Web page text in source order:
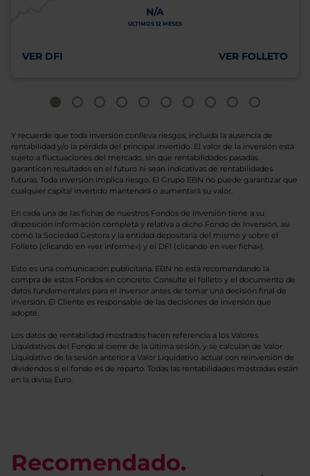
N/A
ÚLTIMOS 12 MESES
VER DFI VER FOLLETO
Y recuerde que toda inversión conlleva riesgos, incluida la ausencia de
rentabilidad y/o la pérdida del principal invertido. El valor de la inversión está
sujeto a fluctuaciones del mercado, sin que rentabilidades pasadas
garanticen resultados en el futuro ni sean indicativas de rentabilidades
futuras. Toda inversión implica riesgo. El Grupo EBN no puede garantizar que
cualquier capital invertido mantendrá o aumentará su valor.
En cada una de las fichas de nuestros Fondos de Inversión tiene a su
disposición información completa y relativa a dicho Fondo de Inversión, así
como la Sociedad Gestora y la entidad depositaria del mismo y sobre el
Folleto (clicando en «ver informe») y el DFI (clicando en «ver ficha»).
Esto es una comunicación publicitaria. EBN no está recomendando la
compra de estos Fondos en concreto. Consulte el folleto y el documento de
datos fundamentales para el inversor antes de tomar una decisión final de
inversión. El Cliente es responsable de las decisiones de inversión que
adopte.
Los datos de rentabilidad mostrados hacen referencia a los Valores
Liquidativos del Fondo al cierre de la última sesión, y se calculan de Valor
Liquidativo de la sesión anterior a Valor Liquidativo actual con reinversión de
dividendos si el fondo es de reparto. Todas las rentabilidades mostradas están
en la divisa Euro.
Recomendado.